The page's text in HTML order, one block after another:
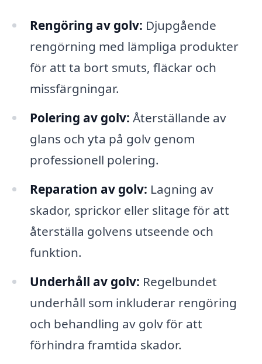
Rengöring av golv: Djupgående
rengörning med lämpliga produkter
för att ta bort smuts, fläckar och
missfärgningar.
Polering av golv: Återställande av
glans och yta på golv genom
professionell polering.
Reparation av golv: Lagning av
skador, sprickor eller slitage för att
återställa golvens utseende och
funktion.
Underhåll av golv: Regelbundet
underhåll som inkluderar rengöring
och behandling av golv för att
förhindra framtida skador.